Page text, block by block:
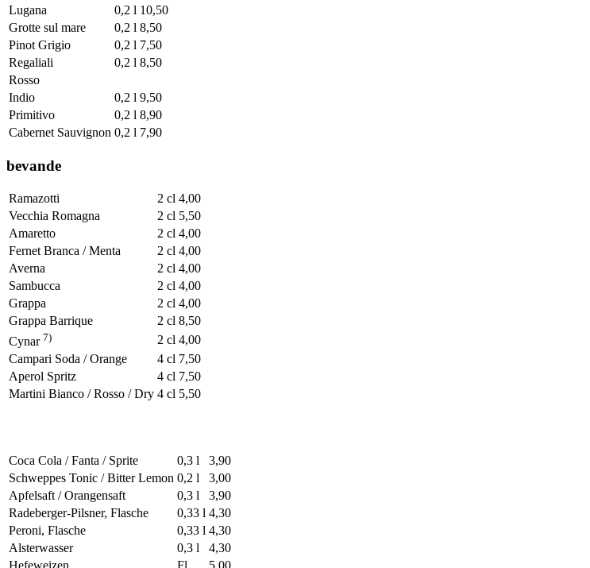
Lugana
0,2 l 10,50
Grotte sul mare
0,2 l 8,50
Pinot Grigio
0,2 l 7,50
Regaliali
0,2 l 8,50
Rosso
Indio
0,2 l 9,50
Primitivo
0,2 l 8,90
Cabernet Sauvignon 0,2 l 7,90
bevande
Ramazotti 2 cl 4,00
Vecchia Romagna
2 cl 5,50
Amaretto
2 cl 4,00
Fernet Branca / Menta
2 cl 4,00
Averna
2 cl 4,00
Sambucca
2 cl 4,00
Grappa
2 cl 4,00
Grappa Barrique
2 cl 8,50
Cynar 7) 2 cl 4,00
Campari Soda / Orange
4 cl 7,50
Aperol Spritz
4 cl 7,50
Martini Bianco / Rosso / Dry 4 cl 5,50
Coca Cola / Fanta / Sprite 0,3 l
3,90
Schweppes Tonic / Bitter Lemon 0,2 l
3,00
Apfelsaft / Orangensaft
0,3 l
3,90
Radeberger-Pilsner, Flasche
0,33 l 4,30
Peroni, Flasche
0,33 l 4,30
Alsterwasser
0,3 l
4,30
Hefeweizen
Fl 5,00